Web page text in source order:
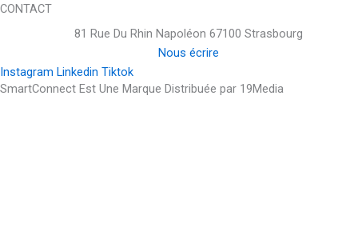
CONTACT
81 Rue Du Rhin Napoléon 67100 Strasbourg
Nous écrire
Instagram Linkedin Tiktok
SmartConnect Est Une Marque Distribuée par 19Media